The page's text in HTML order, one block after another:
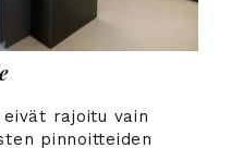
rajoitu vain
pinnoitteiden